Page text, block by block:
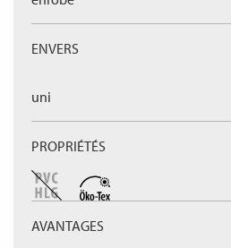
ENVERS
uni
PROPRIÉTÉS
AVANTAGES